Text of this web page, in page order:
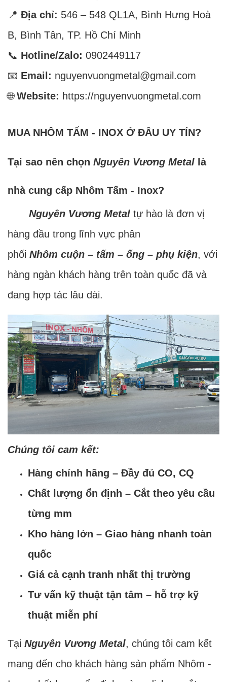
📍 Địa chỉ: 546 – 548 QL1A, Bình Hưng Hoà
B, Bình Tân, TP. Hồ Chí Minh
📞 Hotline/Zalo: 0902449117
📧 Email: nguyenvuongmetal@gmail.com
🌐Website: https://nguyenvuongmetal.com
MUA NHÔM TẤM - INOX Ở ĐÂU UY TÍN?
Tại sao nên chọn Nguyên Vương Metal là
nhà cung cấp Nhôm Tấm - Inox?
Nguyên Vương Metal tự hào là đơn vị
hàng đầu trong lĩnh vực phân
phối Nhôm cuộn – tấm – ống – phụ kiện, với
hàng ngàn khách hàng trên toàn quốc đã và
đang hợp tác lâu dài.
Chúng tôi cam kết:
Hàng chính hãng – Đầy đủ CO, CQ
Chất lượng ổn định – Cắt theo yêu cầu
từng mm
Kho hàng lớn – Giao hàng nhanh toàn
quốc
Giá cả cạnh tranh nhất thị trường
Tư vấn kỹ thuật tận tâm – hỗ trợ kỹ
thuật miễn phí
Tại Nguyên Vương Metal, chúng tôi cam kết
mang đến cho khách hàng sản phẩm Nhôm -